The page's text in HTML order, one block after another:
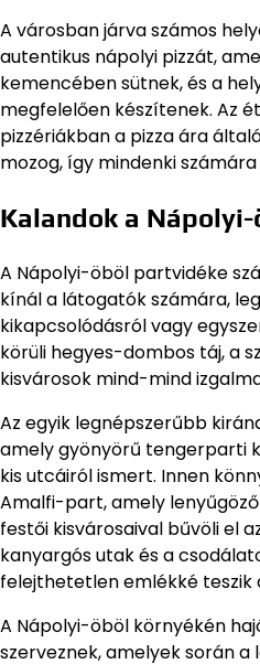
A városban járva számos
autentikus nápolyi pizzát,
kemencében sütnek, és a
megfelelően készítenek. Az
pizzériákban a pizza ára
mozog, így mindenki
Kalandok a
A Nápolyi-öböl partvidéke
kínál a látogatók számára,
kikapcsolódásról vagy
körüli hegyes-dombos táj, a
kisvárosok mind-mind
Az egyik legnépszerűbb
amely gyönyörű tengerparti
kis utcáiról ismert. Innen
Amalfi-part, amely
festői kisvárosaival bűvöli el
kanyargós utak és a
felejthetetlen emlékké teszik
A Nápolyi-öböl környékén
szerveznek, amelyek során